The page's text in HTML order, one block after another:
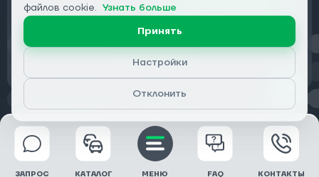
Конфиденциальность
© 2026 DRIVECLICK GROUP LTD | Все права защищены
ЗАПРОС КАТАЛОГ МЕНЮ FAQ КОНТАКТЫ
файлов cookie. Узнать больше
Принять
Настройки
Отклонить